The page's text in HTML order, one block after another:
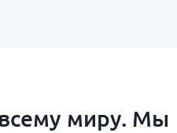
миру. Мы